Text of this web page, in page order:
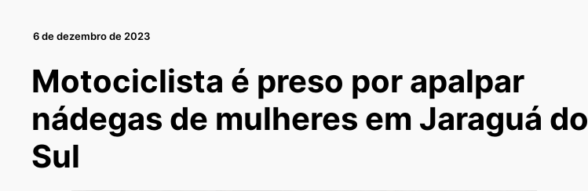
6 de dezembro de 2023
Motociclista é preso por apalpar
nádegas de mulheres em Jaraguá do
Sul